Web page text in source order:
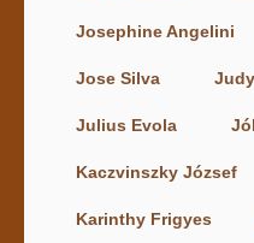
Josephine Angelini
Jose Silva
Julius Evola
Kaczvinszky József
Karinthy Frigyes